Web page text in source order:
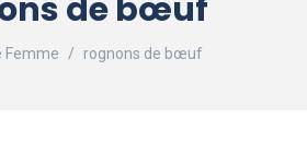
de bœuf
Femme rognons de bœuf